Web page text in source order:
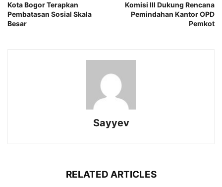
Kota Bogor Terapkan
Pembatasan Sosial Skala
Besar
Komisi III Dukung Rencana
Pemindahan Kantor OPD
Pemkot
Sayyev
RELATED ARTICLES